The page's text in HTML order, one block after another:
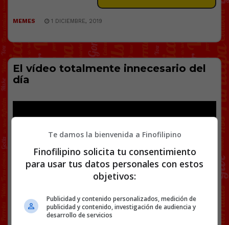
MEMES 1 DICIEMBRE, 2019
El vídeo totalmente innecesario del
día
Te damos la bienvenida a Finofilipino
Finofilipino solicita tu consentimiento
para usar tus datos personales con estos
objetivos:
Publicidad y contenido personalizados, medición de
publicidad y contenido, investigación de audiencia y
desarrollo de servicios